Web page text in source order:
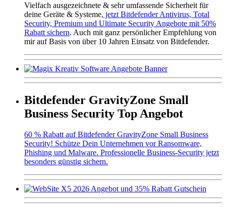
Vielfach ausgezeichnete & sehr umfassende Sicherheit für
deine Geräte & Systeme, jetzt Bitdefender Antivirus, Total
Security, Premium und Ultimate Security Angebote mit 50%
Rabatt sichern. Auch mit ganz persönlicher Empfehlung von
mir auf Basis von über 10 Jahren Einsatz von Bitdefender.
Bitdefender GravityZone Small
Business Security Top Angebot
60 % Rabatt auf Bitdefender GravityZone Small Business
Security! Schütze Dein Unternehmen vor Ransomware,
Phishing und Malware. Professionelle Business-Security jetzt
besonders günstig sichern.